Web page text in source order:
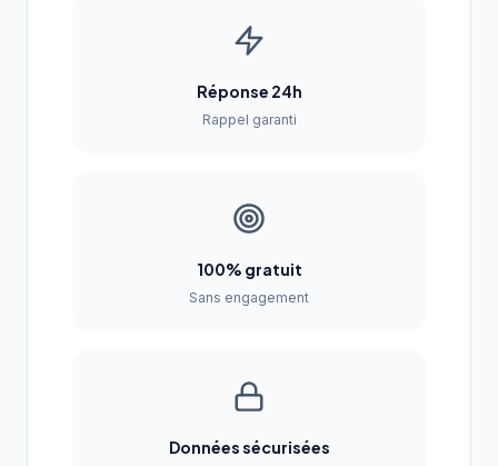
Réponse 24h
Rappel garanti
100% gratuit
Sans engagement
Données sécurisées